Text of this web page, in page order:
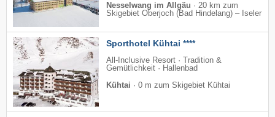
Nesselwang im Allgäu · 20 km zum
Skigebiet Oberjoch (Bad Hindelang) – Iseler
Sporthotel Kühtai ****
All-Inclusive Resort · Tradition &
Gemütlichkeit · Hallenbad
Kühtai · 0 m zum Skigebiet Kühtai